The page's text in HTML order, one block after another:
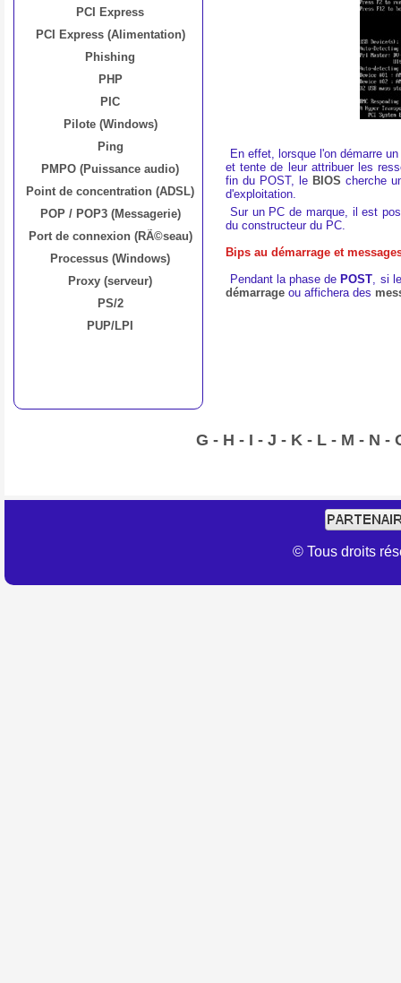
PCI Express
PCI Express (Alimentation)
Phishing
PHP
PIC
Pilote (Windows)
Ping
PMPO (Puissance audio)
Point de concentration (ADSL)
POP / POP3 (Messagerie)
Port de connexion (RÃ©seau)
Processus (Windows)
Proxy (serveur)
PS/2
PUP/LPI
En effet, lorsque l'on démarre
et tente de leur attribuer les
fin du POST, le BIOS cherche
d'exploitation.
Sur un PC de marque, il est
du constructeur du PC.
Bips au démarrage et
Pendant la phase de POST, si
démarrage ou affichera des
G - H - I -J - K - L - M - N -
© Tous droits